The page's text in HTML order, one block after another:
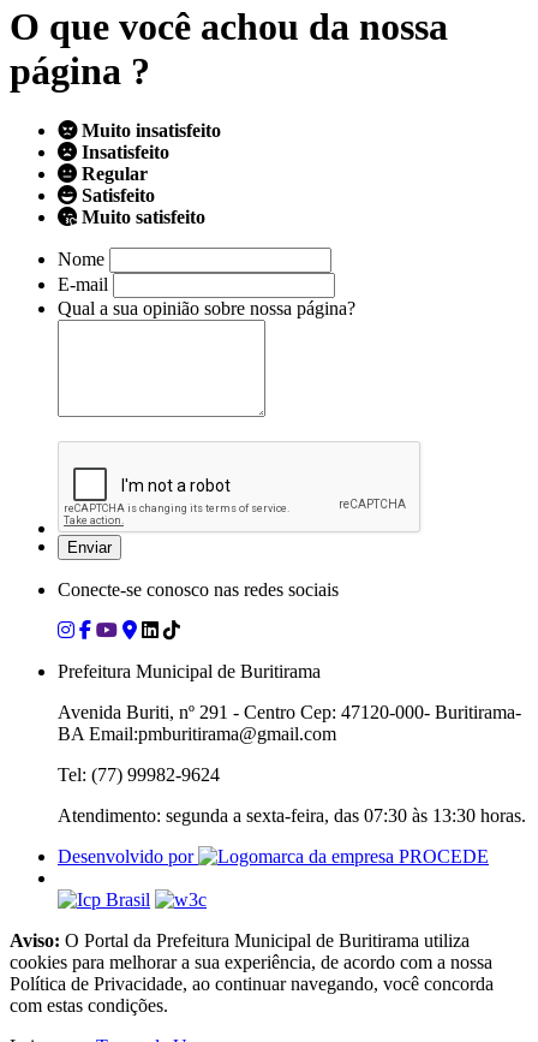
O que você achou da nossa
página ?
Muito insatisfeito
Insatisfeito
Regular
Satisfeito
Muito satisfeito
Nome
E-mail
Qual a sua opinião sobre nossa página?
Conecte-se conosco nas redes sociais
Prefeitura Municipal de Buritirama
Avenida Buriti, nº 291 - Centro Cep: 47120-000- Buritirama-
BA Email:pmburitirama@gmail.com
Tel: (77) 99982-9624
Atendimento: segunda a sexta-feira, das 07:30 às 13:30 horas.
Desenvolvido por
Aviso: O Portal da Prefeitura Municipal de Buritirama utiliza
cookies para melhorar a sua experiência, de acordo com a nossa
Política de Privacidade, ao continuar navegando, você concorda
com estas condições.